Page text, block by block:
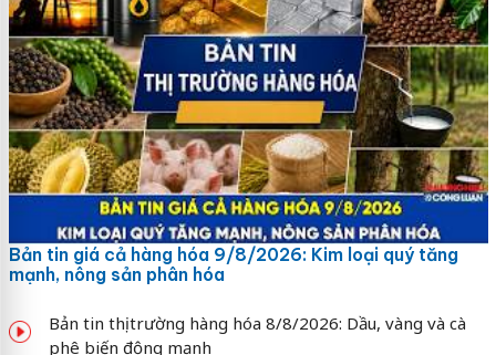
Bản tin giá cả hàng hóa 9/8/2026: Kim loại quý tăng
mạnh, nông sản phân hóa
Bản tin thị trường hàng hóa 8/8/2026: Dầu, vàng và cà
phê biến động mạnh